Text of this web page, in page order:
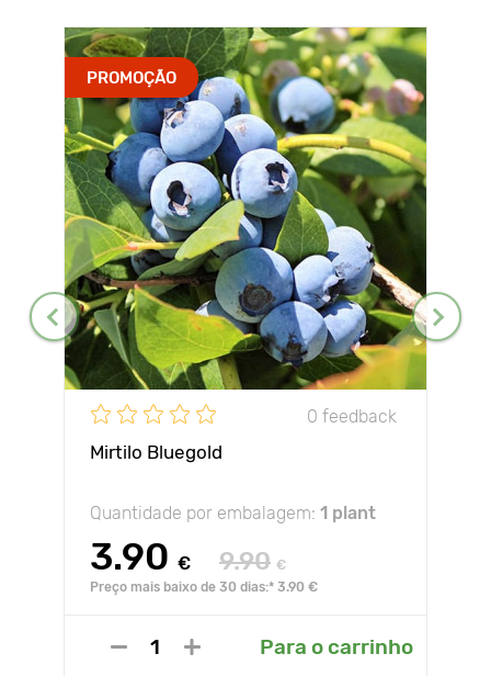
PROMOÇÃO
0 feedback
Mirtilo Bluegold
Quantidade por embalagem: 1 plant
3.90 € 9.90 €
Preço mais baixo de 30 dias:* 3.90 €
Para o carrinho